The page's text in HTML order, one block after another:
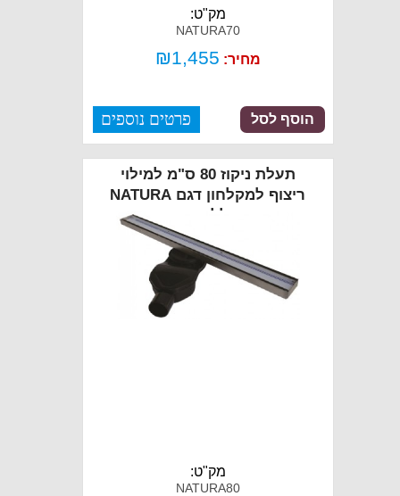
מק"ט:
NATURA70
מחיר: ₪1,455
פרטים נוספים הוסף לסל
תעלת ניקוז 80 ס"מ למילוי
ריצוף למקלחון דגם NATURA
כולל כיסוי
מק"ט:
NATURA80